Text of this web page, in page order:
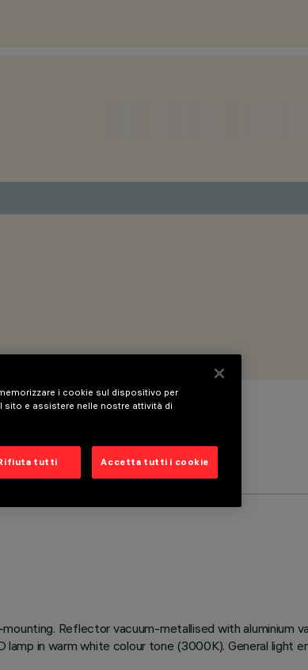
Reflector vacuum-metallised with aluminium
in warm white colour tone (3000K). General light
i cookie sul dispositivo per
sito e assistere nelle nostre attività di
tutti Accetta tutti i cookie